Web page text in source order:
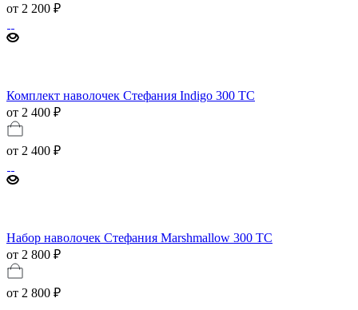
от 2 200 ₽
Комплект наволочек Стефания Indigo 300 TC
от 2 400 ₽
от 2 400 ₽
Набор наволочек Стефания Marshmallow 300 ТС
от 2 800 ₽
от 2 800 ₽